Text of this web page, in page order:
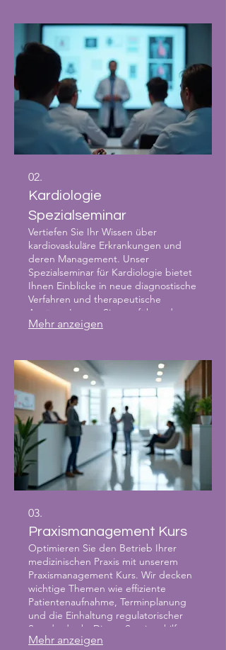
Sie das Gelernte sofort anwenden
können.
02.
Kardiologie
Spezialseminar
Vertiefen Sie Ihr Wissen über
kardiovaskuläre Erkrankungen und
deren Management. Unser
Spezialseminar für Kardiologie bietet
Ihnen Einblicke in neue diagnostische
Verfahren und therapeutische
Ansätze. Lernen Sie von führenden
Kardiologen und bleiben Sie über die
Mehr anzeigen
03.
Praxismanagement Kurs
Optimieren Sie den Betrieb Ihrer
medizinischen Praxis mit unserem
Praxismanagement Kurs. Wir decken
wichtige Themen wie effiziente
Patientenaufnahme, Terminplanung
und die Einhaltung regulatorischer
Standards ab. Dieses Seminar hilft
Ihnen, die Zufriedenheit der
Mehr anzeigen